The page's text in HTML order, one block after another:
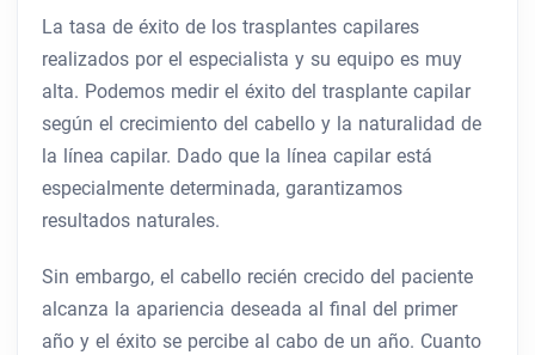
La tasa de éxito de los trasplantes capilares
realizados por el especialista y su equipo es muy
alta. Podemos medir el éxito del trasplante capilar
según el crecimiento del cabello y la naturalidad de
la línea capilar. Dado que la línea capilar está
especialmente determinada, garantizamos
resultados naturales.
Sin embargo, el cabello recién crecido del paciente
alcanza la apariencia deseada al final del primer
año y el éxito se percibe al cabo de un año. Cuanto